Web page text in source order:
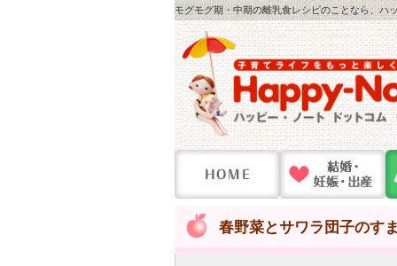
モグモグ期・中期の離乳食レシピのことなら、ハ
春野菜とサワラ団子のす